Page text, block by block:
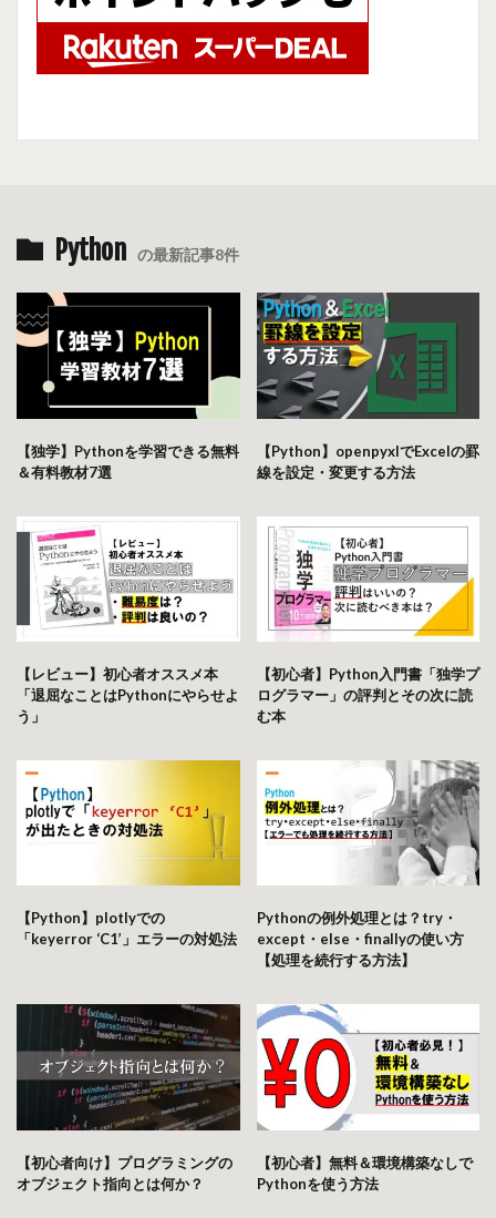
Python の最新記事8件
【独学】Pythonを学習できる無料
＆有料教材7選
【Python】openpyxlでExcelの罫
線を設定・変更する方法
【レビュー】初心者オススメ本
「退屈なことはPythonにやらせよ
う」
【初心者】Python入門書「独学プ
ログラマー」の評判とその次に読
む本
【Python】plotlyでの
「keyerror ‘C1’」エラーの対処法
Pythonの例外処理とは？try・
except・else・finallyの使い方
【処理を続行する方法】
【初心者向け】プログラミングの
オブジェクト指向とは何か？
【初心者】無料＆環境構築なしで
Pythonを使う方法